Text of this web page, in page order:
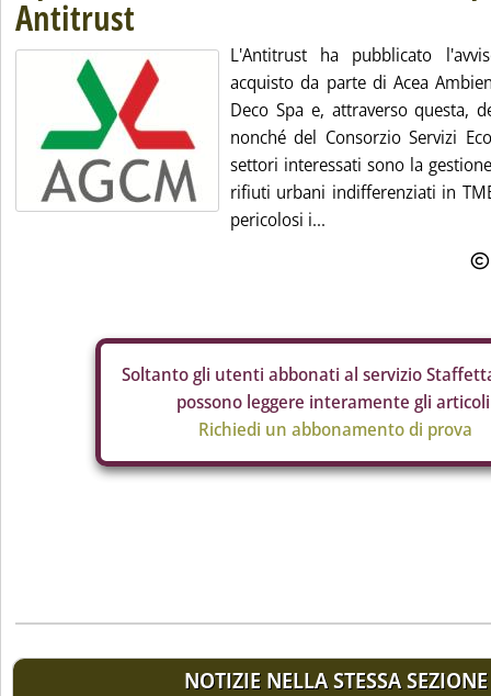
Antitrust
L'Antitrust ha pubblicato
acquisto da parte di Acea
Deco Spa e, attraverso questa,
nonché del Consorzio Servizi
settori interessati sono la
rifiuti urbani indifferenziati in
pericolosi i...
Soltanto gli utenti abbonati al servizio
possono leggere interamente gli
Richiedi un abbonamento di prova
NOTIZIE NELLA STESSA SEZIONE